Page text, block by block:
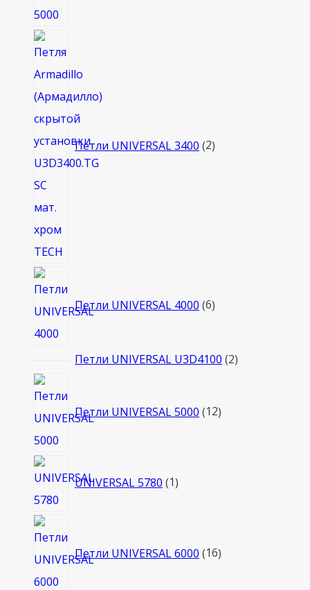
Петли UNIVERSAL 3400 2
Петли UNIVERSAL 4000 6товаров
Петли UNIVERSAL U3D4100 22
Петли UNIVERSAL 5000 12товаров
UNIVERSAL 5780 1товар
Петли UNIVERSAL 6000 16товаров